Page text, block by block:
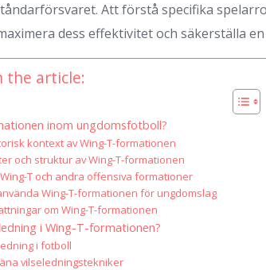
Att förstå specifika
dess effektivitet och säkerställa
the article:
inom ungdomsfotboll?
kontext av Wing-T-formationen
och struktur av Wing-T-formationen
T och andra offensiva formationer
Wing-T-formationen för ungdomslag
om Wing-T-formationen
i Wing-T-formationen?
i fotboll
vilseledningstekniker